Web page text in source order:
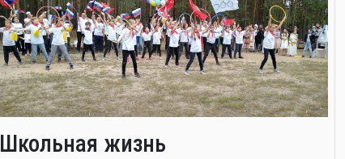
Школьная жизнь